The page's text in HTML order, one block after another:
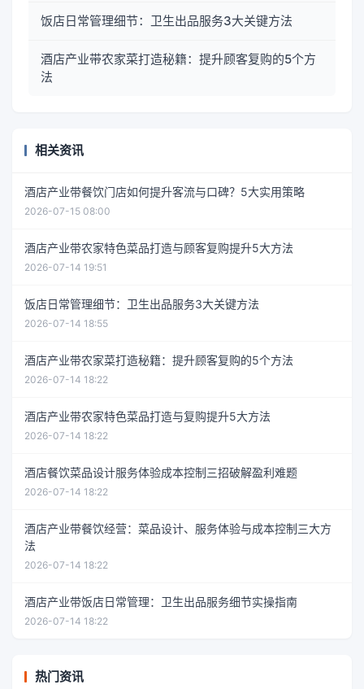
饭店日常管理细节：卫生出品服务3大关键方法
酒店产业带农家菜打造秘籍：提升顾客复购的5个方
法
相关资讯
酒店产业带餐饮门店如何提升客流与口碑？5大实用策略
2026-07-15 08:00
酒店产业带农家特色菜品打造与顾客复购提升5大方法
2026-07-14 19:51
饭店日常管理细节：卫生出品服务3大关键方法
2026-07-14 18:55
酒店产业带农家菜打造秘籍：提升顾客复购的5个方法
2026-07-14 18:22
酒店产业带农家特色菜品打造与复购提升5大方法
2026-07-14 18:22
酒店餐饮菜品设计服务体验成本控制三招破解盈利难题
2026-07-14 18:22
酒店产业带餐饮经营：菜品设计、服务体验与成本控制三大方
法
2026-07-14 18:22
酒店产业带饭店日常管理：卫生出品服务细节实操指南
2026-07-14 18:22
热门资讯